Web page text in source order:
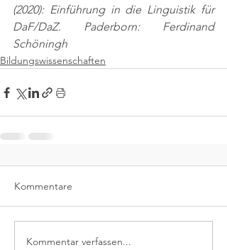
(2020): Einführung in die Linguistik für
DaF/DaZ. Paderborn: Ferdinand
Schöningh
Bildungswissenschaften
Kommentare
Kommentar verfassen...